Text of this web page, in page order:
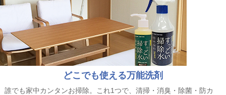
どこでも使える万能洗剤
誰でも家中カンタンお掃除。これ1つで、清掃・消臭・除菌・防カ